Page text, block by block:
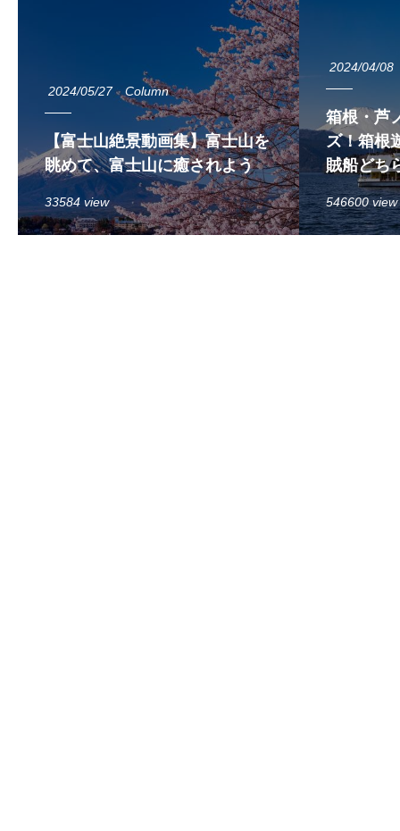
2024/05/27 Column
【富士山絶景動画集】富士山を
眺めて、富士山に癒されよう
33584 view
2024/04/08
箱根・芦
ズ！箱根
賊船どち
546600 view